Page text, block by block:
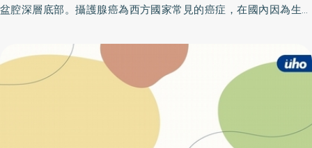
盆腔深層底部。攝護腺癌為西方國家常見的癌症，在國內因為生活
延長，使得國內攝護腺癌患者，在最近十年來有逐年向上攀升的趨
勢。光田綜合醫院泌尿科 馮超傑醫師表示，攝護腺和身體其它多數
器官惡性腫瘤不同的地方是早期癌症病灶無法以肉眼或是儀器偵測
出，發生癌症時也完全沒有症狀，等到出現排尿困難、骨骼酸痛等
症狀時，皆已是晚期且已轉移到淋巴結或骨骼了。目前對於攝護腺
癌最有效的治療方法是根除性攝護腺切除手術，其次是局部放射線